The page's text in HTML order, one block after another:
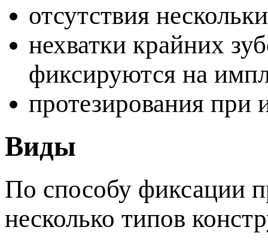
отсутствия
нехватки крайних
фиксируются на
ротезирования при
иды
По способу фиксации
несколько типов